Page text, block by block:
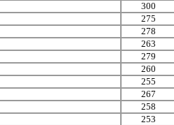
300
275
278
263
279
260
255
267
258
253